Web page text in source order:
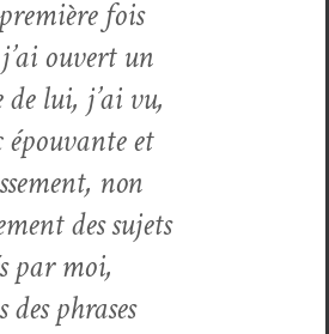
fois
ouvert un
de lui, j’ai vu,
épou­vante et
non
des sujets
par moi,
desphras­es